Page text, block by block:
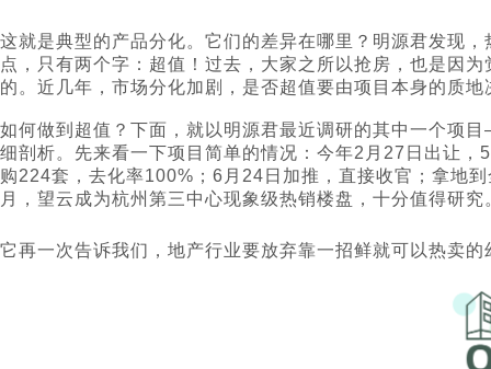
这就是典型的产品分化。它们的差异在哪里？明源君发现
点，只有两个字：超值！过去，大家之所以抢房，也是因
的。近几年，市场分化加剧，是否超值要由项目本身的质地
如何做到超值？下面，就以明源君最近调研的其中一个
细剖析。先来看一下项目简单的情况：今年2月27日出让
购224套，去化率100%；6月24日加推，直接收官；拿地
月，望云成为杭州第三中心现象级热销楼盘，十分值得研究
它再一次告诉我们，地产行业要放弃靠一招鲜就可以热卖的